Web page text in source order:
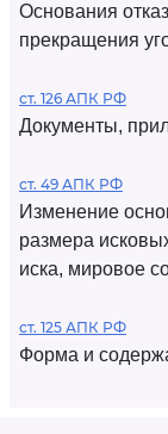
Основания
прекращения
ст. 126 АПК РФ
Документы,
ст. 49 АПК РФ
Изменение
размера
иска, мировое
ст. 125 АПК РФ
Форма и